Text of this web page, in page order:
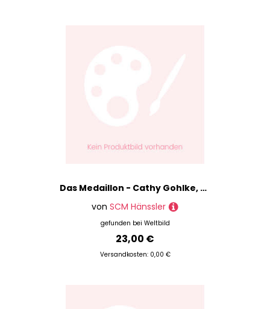
Das Medaillon - Cathy Gohlke, Gebunden
von SCM Hänssler
gefunden bei Weltbild
23,00 €
Versandkosten: 0,00 €